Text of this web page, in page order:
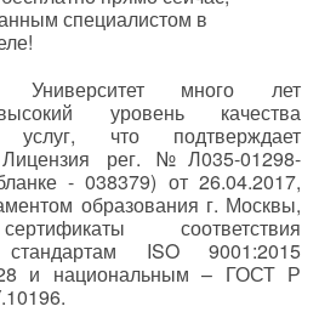
специалистом в
много лет
уровень качества
услуг, что подтверждает
Лицензия рег. №Л035-01298-
- 038379) от 26.04.2017,
образования г. Москвы,
соответствия
ISO 9001:2015
и национальным – ГОСТ Р